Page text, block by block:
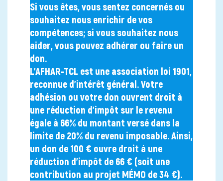
Si vous êtes, vous sentez concernés ou
souhaitez nous enrichir de vos
compétences; si vous souhaitez nous
aider, vous pouvez adhérer ou faire un
don.
L’AFHAR-TCL est une association loi 1901,
reconnue d’intérêt général. Votre
adhésion ou votre don ouvrent droit à
une réduction d’impôt sur le revenu
égale à 66% du montant versé dans la
limite de 20% du revenu imposable. Ainsi,
un don de 100 € ouvre droit à une
réduction d’impôt de 66 € (soit une
contribution au projet MÉMO de 34 €).